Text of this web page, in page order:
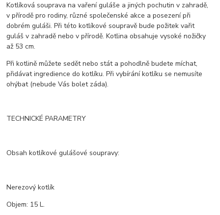
Kotlíková souprava na vaření guláše a jiných pochutin v zahradě,
v přírodě pro rodiny, různé společenské akce a posezení při
dobrém guláši. Při této kotlíkové soupravě bude požitek vařit
guláš v zahradě nebo v přírodě. Kotlina obsahuje vysoké nožičky
až 53 cm.
Při kotlině můžete sedět nebo stát a pohodlně budete míchat,
přidávat ingredience do kotlíku. Při vybírání kotlíku se nemusíte
ohýbat (nebude Vás bolet záda).
TECHNICKÉ PARAMETRY
Obsah kotlíkové gulášové soupravy:
Nerezový kotlík
Objem: 15 L.